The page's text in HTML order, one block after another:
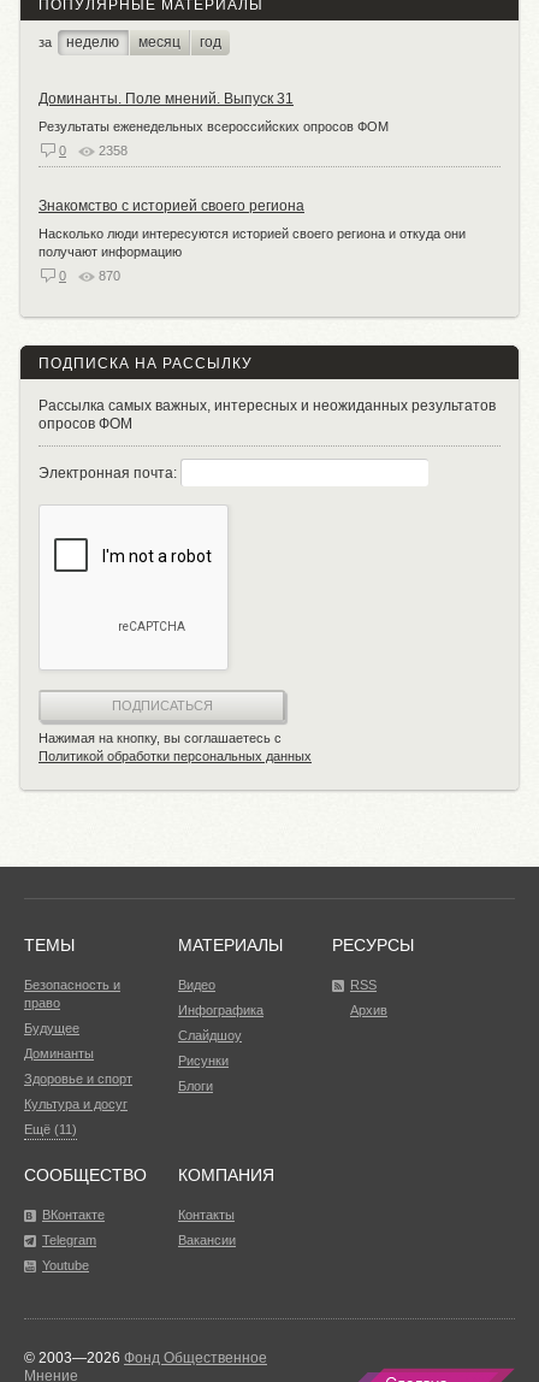
ПОПУЛЯРНЫЕ МАТЕРИАЛЫ
за неделю месяц год
Доминанты. Поле мнений. Выпуск 31
Результаты еженедельных всероссийских опросов ФОМ
0
2358
Знакомство с историей своего региона
Насколько люди интересуются историей своего региона и откуда они
получают информацию
0
870
ПОДПИСКА НА РАССЫЛКУ
Рассылка самых важных, интересных и неожиданных результатов
опросов ФОМ
Электронная почта:
ПОДПИСАТЬСЯ
Нажимая на кнопку, вы соглашаетесь с
Политикой обработки персональных данных
ТЕМЫ
Безопасность и
право
Будущее
Доминанты
Здоровье и спорт
Культура и досуг
Ещё (11)
МАТЕРИАЛЫ
Видео
Инфографика
Слайдшоу
Рисунки
Блоги
РЕСУРСЫ
RSS
Архив
СООБЩЕСТВО
ВКонтакте
Telegram
Youtube
КОМПАНИЯ
Контакты
Вакансии
© 2003—2026 Фонд Общественное
Мнение